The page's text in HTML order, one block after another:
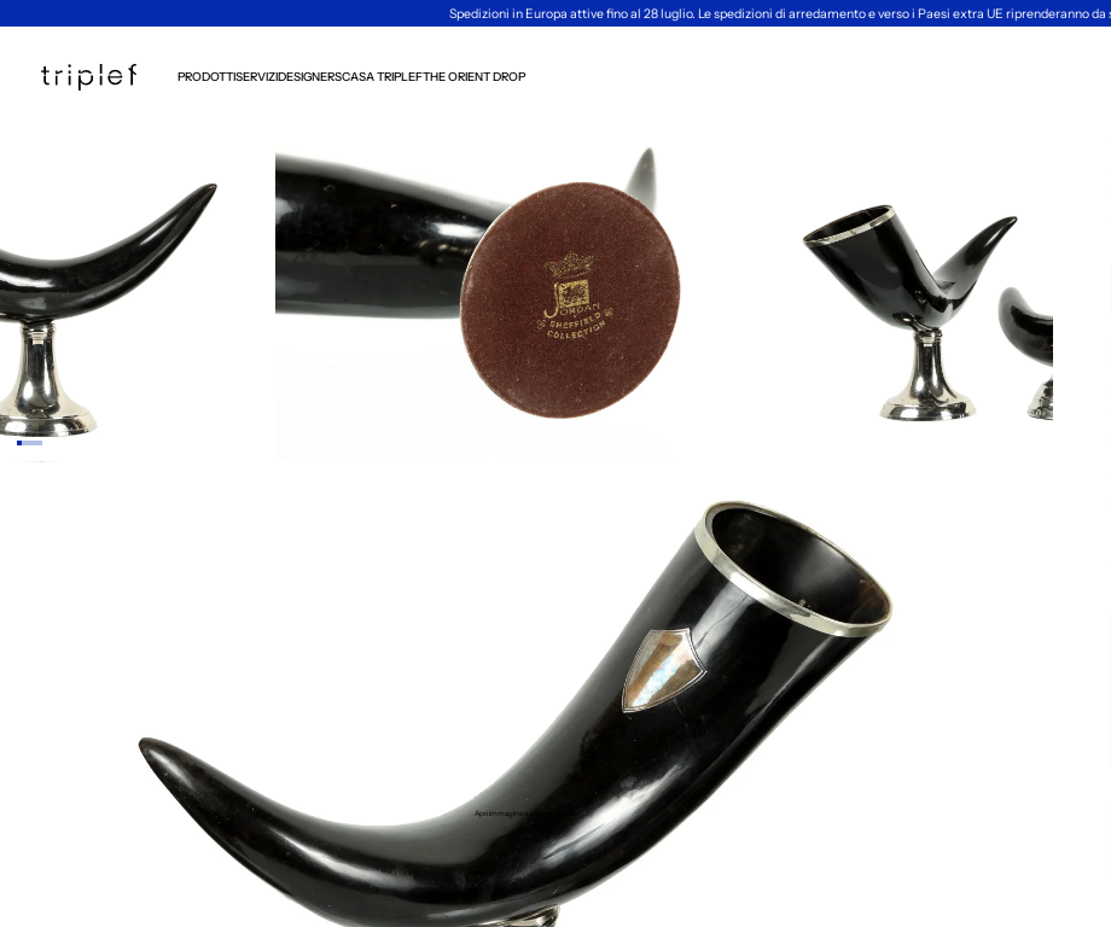
Spedizioni in Europa attive fino al 28 luglio. Le spedizioni di arredamento e verso i Paesi extra UE riprenderanno da
PRODOTTISERVIZIDESIGNERSCASA TRIPLEFTHE ORIENT DROP
Apri immagine a schermo intero